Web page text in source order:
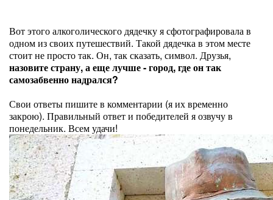
Вот этого алкоголического дядечку я сфотографировала в
одном из своих путешествий. Такой дядечка в этом месте
стоит не просто так. Он, так сказать, символ. Друзья,
назовите страну, а еще лучше - город, где он так
самозабвенно надрался?
Свои ответы пишите в комментарии (я их временно
закрою). Правильный ответ и победителей я озвучу в
понедельник. Всем удачи!